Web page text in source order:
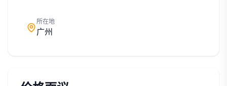
所在地
广州